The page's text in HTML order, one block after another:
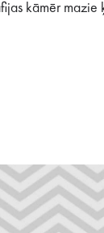
kāmēr mazie